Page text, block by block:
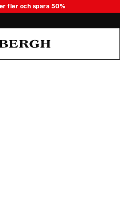
fler och spara 50%
Upptäck säsongens lätta stickade